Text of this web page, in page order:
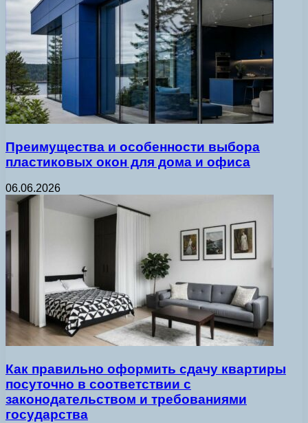
Преимущества и особенности выбора
пластиковых окон для дома и офиса
06.06.2026
Как правильно оформить сдачу квартиры
посуточно в соответствии с
законодательством и требованиями
государства